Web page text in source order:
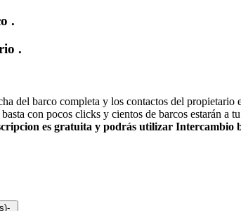
.
.
del barco completa y los contactos del propietario
con pocos clicks y cientos de barcos estarán a
es gratuita y podrás utilizar Intercambio